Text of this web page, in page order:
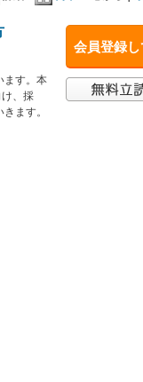
会員登録し
ます。本
、採
ます。